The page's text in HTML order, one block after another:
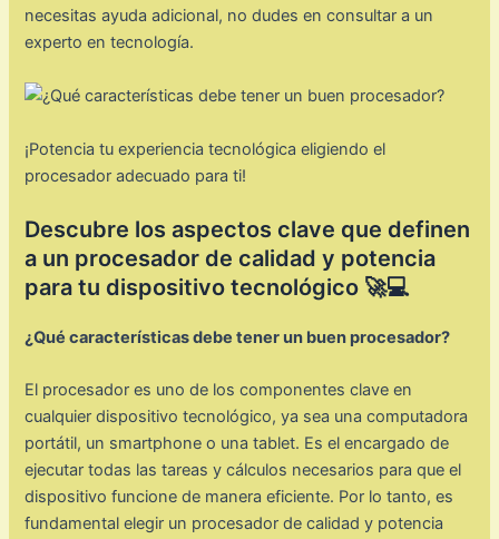
necesitas ayuda adicional, no dudes en consultar a un
experto en tecnología.
¡Potencia tu experiencia tecnológica eligiendo el
procesador adecuado para ti!
Descubre los aspectos clave que definen
a un procesador de calidad y potencia
para tu dispositivo tecnológico 🚀💻
¿Qué características debe tener un buen procesador?
El procesador es uno de los componentes clave en
cualquier dispositivo tecnológico, ya sea una computadora
portátil, un smartphone o una tablet. Es el encargado de
ejecutar todas las tareas y cálculos necesarios para que el
dispositivo funcione de manera eficiente. Por lo tanto, es
fundamental elegir un procesador de calidad y potencia